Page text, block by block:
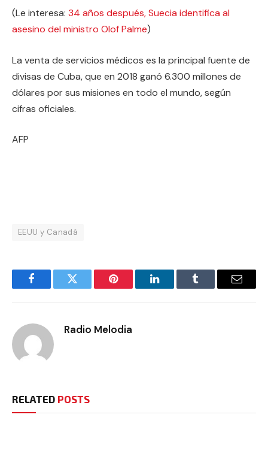
(Le interesa: 34 años después, Suecia identifica al
asesino del ministro Olof Palme)
La venta de servicios médicos es la principal fuente de
divisas de Cuba, que en 2018 ganó 6.300 millones de
dólares por sus misiones en todo el mundo, según
cifras oficiales.
AFP
EEUU y Canadá
FacebookTwitter Pinterest LinkedInTumblr Email
Radio Melodia
RELATED POSTS